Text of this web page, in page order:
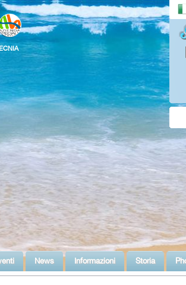
News Informazioni Storia